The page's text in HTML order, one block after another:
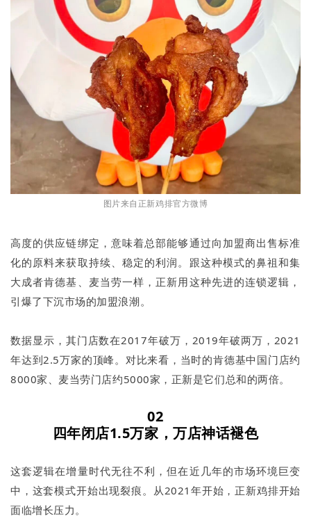
图片来自正新鸡排官方微博
高度的供应链绑定，意味着总部能够通过向加盟商出售标准
化的原料来获取持续、稳定的利润。跟这种模式的鼻祖和集
大成者肯德基、麦当劳一样，正新用这种先进的连锁逻辑，
引爆了下沉市场的加盟浪潮。
数据显示，其门店数在2017年破万，2019年破两万，2021
年达到2.5万家的顶峰。对比来看，当时的肯德基中国门店约
8000家、麦当劳门店约5000家，正新是它们总和的两倍。
02
四年闭店1.5万家，万店神话褪色
这套逻辑在增量时代无往不利，但在近几年的市场环境巨变
中，这套模式开始出现裂痕。从2021年开始，正新鸡排开始
面临增长压力。